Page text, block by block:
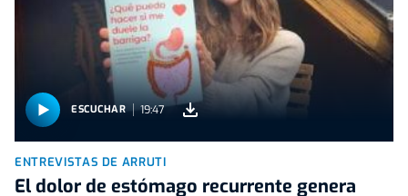
ESCUCHAR 19:47
ENTREVISTAS DE ARRUTI
El dolor de estómago recurrente genera